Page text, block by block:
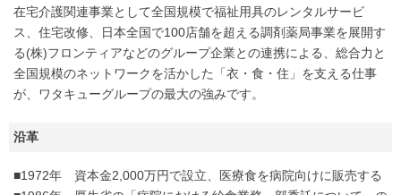
在宅介護関連事業として全国規模で福祉用具のレンタルサービ
ス、住宅改修、日本全国で100店舗を超える調剤薬局事業を展開す
る(株)フロンティアなどのグループ企業との連携による、総合力と
全国規模のネットワークを活かした「衣・食・住」を支える仕事
が、ワタキューグループの最大の強みです。
沿革
■1972年 資本金2,000万円で設立、医療食を病院向けに販売する